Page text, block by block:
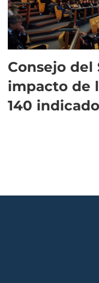
Consejo del
impacto de
140